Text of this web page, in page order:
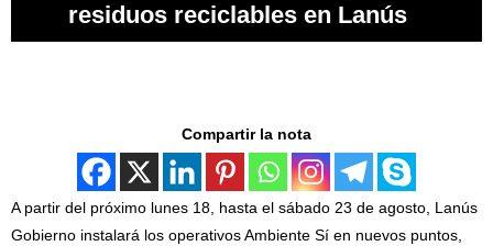
residuos reciclables en Lanús
Compartir la nota
A partir del próximo lunes 18, hasta el sábado 23 de agosto, Lanús
Gobierno instalará los operativos Ambiente Sí en nuevos puntos,